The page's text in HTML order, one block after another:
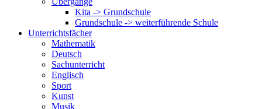
Kita -> Grundschule
Grundschule -> weiterführende Schule
Unterrichtsfächer
Mathematik
Deutsch
Sachunterricht
Englisch
Sport
Kunst
Musik